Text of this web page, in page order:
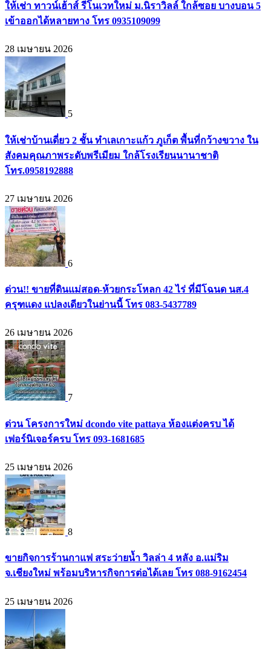
ให้เช่า ทาวน์เฮ้าส์ รีโนเวทใหม่ ม.นิราวิลล์ ใกล้ซอย บางบอน 5
เข้าออกได้หลายทาง โทร 0935109099
28 เมษายน 2026
5
ให้เช่าบ้านเดี่ยว 2 ชั้น ทำเลเกาะแก้ว ภูเก็ต พื้นที่กว้างขวาง ใน
สังคมคุณภาพระดับพรีเมียม ใกล้โรงเรียนนานาชาติ
โทร.0958192888
27 เมษายน 2026
6
ด่วน!! ขายที่ดินแม่สอด-ห้วยกระโหลก 42 ไร่ ที่มีโฉนด นส.4
ครุฑแดง แปลงเดียวในย่านนี้ โทร 083-5437789
26 เมษายน 2026
7
ด่วน โครงการใหม่ dcondo vite pattaya ห้องแต่งครบ ได้
เฟอร์นิเจอร์ครบ โทร 093-1681685
25 เมษายน 2026
8
ขายกิจการร้านกาแฟ สระว่ายน้ำ วิลล่า 4 หลัง อ.แม่ริม
จ.เชียงใหม่ พร้อมบริหารกิจการต่อได้เลย โทร 088-9162454
25 เมษายน 2026